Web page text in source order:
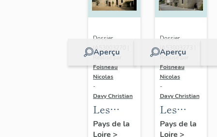
Aperçu
Dossier
IA53003270 |
Réalisé par
Foisneau
Nicolas
-
Davy Christian
Les
châteaux,
Pays de la
Loire >
Aperçu
Dossier
IA53003273 |
Réalisé par
Foisneau
Nicolas
-
Davy Christian
Les
maisons
Pays de la
Loire >